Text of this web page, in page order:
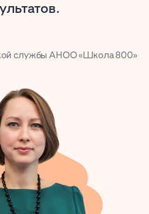
службы АНОО «Школа 800»